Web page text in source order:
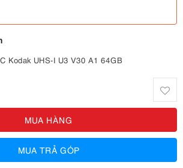
Kodak UHS-I U3 V30 A1 64GB
MUA HÀNG
MUA TRẢ GÓP